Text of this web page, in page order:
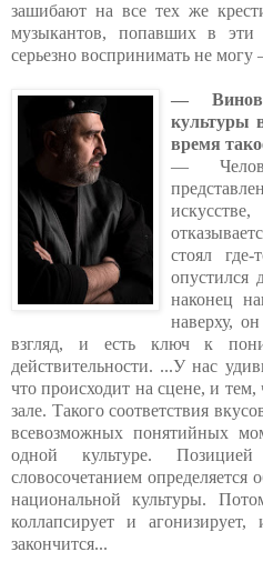
зашибают на все тех же
музыкантов, попавших в
серьезно воспринимать не
—
культуры
время
—
стоял
опустился
наконец
наверху,
взгляд, и есть ключ к
действительности. ...У нас
что происходит на сцене, и
зале. Такого соответствия
всевозможных понятийных
одной культуре.
словосочетанием определяется
национальной культуры.
коллапсирует и
закончится...